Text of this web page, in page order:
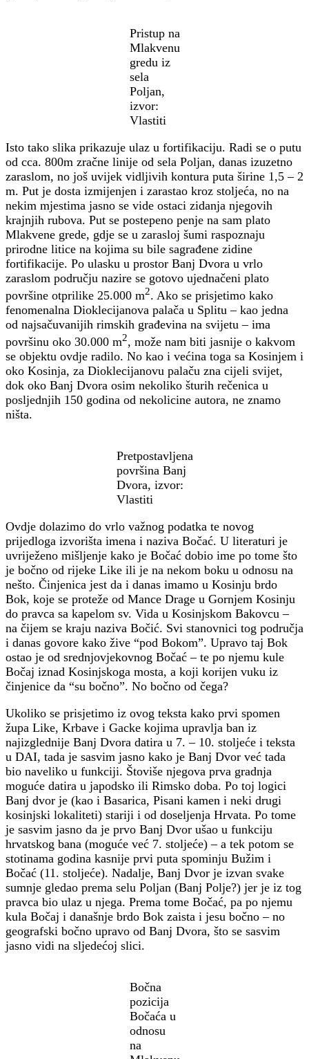
Pristup na
Mlakvenu
gredu iz
sela
Poljan,
izvor:
Vlastiti
Isto tako slika prikazuje ulaz u fortifikaciju. Radi se o putu
od cca. 800m zračne linije od sela Poljan, danas izuzetno
zaraslom, no još uvijek vidljivih kontura puta širine 1,5 – 2
m. Put je dosta izmijenjen i zarastao kroz stoljeća, no na
nekim mjestima jasno se vide ostaci zidanja njegovih
krajnjih rubova. Put se postepeno penje na sam plato
Mlakvene grede, gdje se u zarasloj šumi raspoznaju
prirodne litice na kojima su bile sagrađene zidine
fortifikacije. Po ulasku u prostor Banj Dvora u vrlo
zaraslom području nazire se gotovo ujednačeni plato
površine otprilike 25.000 m2. Ako se prisjetimo kako
fenomenalna Dioklecijanova palača u Splitu – kao jedna
od najsačuvanijih rimskih građevina na svijetu – ima
površinu oko 30.000 m2, može nam biti jasnije o kakvom
se objektu ovdje radilo. No kao i većina toga sa Kosinjem i
oko Kosinja, za Dioklecijanovu palaču zna cijeli svijet,
dok oko Banj Dvora osim nekoliko šturih rečenica u
posljednjih 150 godina od nekolicine autora, ne znamo
ništa.
Pretpostavljena
površina Banj
Dvora, izvor:
Vlastiti
Ovdje dolazimo do vrlo važnog podatka te novog
prijedloga izvorišta imena i naziva Bočać. U literaturi je
uvriježeno mišljenje kako je Bočać dobio ime po tome što
je bočno od rijeke Like ili je na nekom boku u odnosu na
nešto. Činjenica jest da i danas imamo u Kosinju brdo
Bok, koje se proteže od Mance Drage u Gornjem Kosinju
do pravca sa kapelom sv. Vida u Kosinjskom Bakovcu –
na čijem se kraju naziva Bočić. Svi stanovnici tog područja
i danas govore kako žive “pod Bokom”. Upravo taj Bok
ostao je od srednjovjekovnog Bočać – te po njemu kule
Bočaj iznad Kosinjskoga mosta, a koji korijen vuku iz
činjenice da “su bočno”. No bočno od čega?
Ukoliko se prisjetimo iz ovog teksta kako prvi spomen
župa Like, Krbave i Gacke kojima upravlja ban iz
najizglednije Banj Dvora datira u 7. – 10. stoljeće i teksta
u DAI, tada je sasvim jasno kako je Banj Dvor već tada
bio naveliko u funkciji. Štoviše njegova prva gradnja
moguće datira u japodsko ili Rimsko doba. Po toj logici
Banj dvor je (kao i Basarica, Pisani kamen i neki drugi
kosinjski lokaliteti) stariji i od doseljenja Hrvata. Po tome
je sasvim jasno da je prvo Banj Dvor ušao u funkciju
hrvatskog bana (moguće već 7. stoljeće) – a tek potom se
stotinama godina kasnije prvi puta spominju Bužim i
Bočać (11. stoljeće). Nadalje, Banj Dvor je izvan svake
sumnje gledao prema selu Poljan (Banj Polje?) jer je iz tog
pravca bio ulaz u njega. Prema tome Bočać, pa po njemu
kula Bočaj i današnje brdo Bok zaista i jesu bočno – no
geografski bočno upravo od Banj Dvora, što se sasvim
jasno vidi na sljedećoj slici.
Bočna
pozicija
Bočaća u
odnosu
na